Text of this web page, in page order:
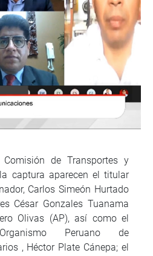
de Transportes y
captura aparecen el titular
Carlos Simeón Hurtado
César Gonzales Tuanama
Olivas (AP), así como el
Peruano de
, Héctor Plate Cánepa; el